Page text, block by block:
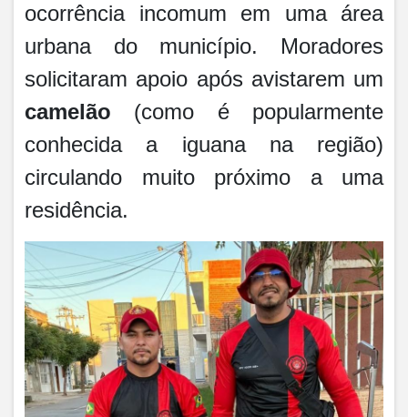
ocorrência incomum em uma área
urbana do município. Moradores
solicitaram apoio após avistarem um
camelão (como é popularmente
conhecida a iguana na região)
circulando muito próximo a uma
residência.